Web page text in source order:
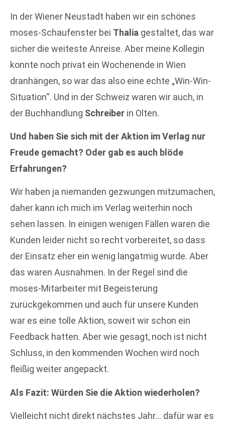
In der Wiener Neustadt haben wir ein schönes
moses-Schaufenster bei Thalia gestaltet, das war
sicher die weiteste Anreise. Aber meine Kollegin
konnte noch privat ein Wochenende in Wien
dranhängen, so war das also eine echte „Win-Win-
Situation“. Und in der Schweiz waren wir auch, in
der Buchhandlung Schreiber in Olten.
Und haben Sie sich mit der Aktion im Verlag nur
Freude gemacht? Oder gab es auch blöde
Erfahrungen?
Wir haben ja niemanden gezwungen mitzumachen,
daher kann ich mich im Verlag weiterhin noch
sehen lassen. In einigen wenigen Fällen waren die
Kunden leider nicht so recht vorbereitet, so dass
der Einsatz eher ein wenig langatmig wurde. Aber
das waren Ausnahmen. In der Regel sind die
moses-Mitarbeiter mit Begeisterung
zurückgekommen und auch für unsere Kunden
war es eine tolle Aktion, soweit wir schon ein
Feedback hatten. Aber wie gesagt, noch ist nicht
Schluss, in den kommenden Wochen wird noch
fleißig weiter angepackt.
Als Fazit: Würden Sie die Aktion wiederholen?
Vielleicht nicht direkt nächstes Jahr… dafür war es